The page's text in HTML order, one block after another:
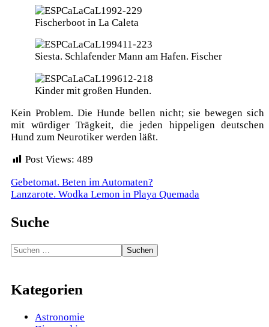
Fischerboot in La Caleta
Siesta. Schlafender Mann am Hafen. Fischer
Kinder mit großen Hunden.
Kein Problem. Die Hunde bellen nicht; sie bewegen sich
mit würdiger Trägkeit, die jeden hippeligen deutschen
Hund zum Neurotiker werden läßt.
Post Views: 489
Beitragsnavigation
Gebetomat. Beten im Automaten?
Lanzarote. Wodka Lemon in Playa Quemada
Suche
Suchen
Kategorien
Astronomie